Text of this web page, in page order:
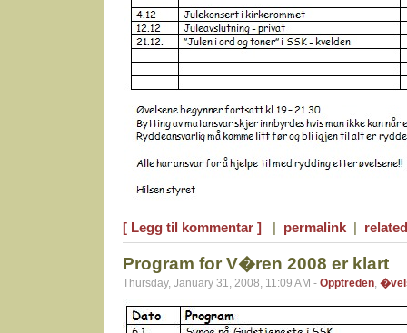
[ Legg til kommentar ] | permalink |
Program for V�ren 2008 er klart
Thursday, January 31, 2008, 11:09 AM - Opptreden,